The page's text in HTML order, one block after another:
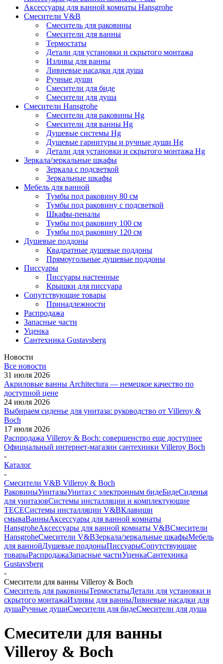
Аксессуары для ванной комнаты Hansgrohe
Смесители V&B
Смеситель для раковины
Смесители для ванны
Термостаты
Детали для установки и скрытого монтажа
Изливы для ванны
Ливневые насадки для душа
Ручные души
Смесители для биде
Смесители для душа
Смесители Hansgrohe
Смесители для раковины Hg
Смесители для ванны Hg
Душевые системы Hg
Душевые гарнитуры и ручные души Hg
Детали для установки и скрытого монтажа Hg
Зеркала/зеркальные шкафы
Зеркала с подсветкой
Зеркальные шкафы
Мебель для ванной
Тумбы под раковину 80 см
Тумбы под раковину с подсветкой
Шкафы-пеналы
Тумбы под раковину 100 см
Тумбы под раковину 120 см
Душевые поддоны
Квадратные душевые поддоны
Прямоугольные душевые поддоны
Писсуары
Писсуары настенные
Крышки для писсуара
Сопутствующие товары
Принадлежности
Распродажа
Запасные части
Уценка
Сантехника Gustavsberg
Новости
Все новости
31 июля 2026
Акриловые ванны Architectura — немецкое качество по
доступной цене
24 июля 2026
Выбираем сиденье для унитаза: руководство от Villeroy &
Boch
17 июля 2026
Распродажа Villeroy & Boch: совершенство еще доступнее
Официальный интернет-магазин сантехники Villeroy Boch
-
Каталог
-
Смесители V&B Villeroy & Boch
РаковиныУнитазыУнитаз с электронным бидеБидеСиденья
для унитазовСистемы инсталляции и комплектующие
TECEСистемы инсталляции V&BКлавиши
смываВанныАксессуары для ванной комнаты
HansgroheАксессуары для ванной комнаты V&BСмесители
HansgroheСмесители V&BЗеркала/зеркальные шкафыМебель
для ваннойДушевые поддоныПиссуарыСопутствующие
товарыРаспродажаЗапасные частиУценкаСантехника
Gustavsberg
-
Смесители для ванны Villeroy & Boch
Смеситель для раковиныТермостатыДетали для установки и
скрытого монтажаИзливы для ванныЛивневые насадки для
душаРучные душиСмесители для бидеСмесители для душа
Смесители для ванны
Villeroy & Boch